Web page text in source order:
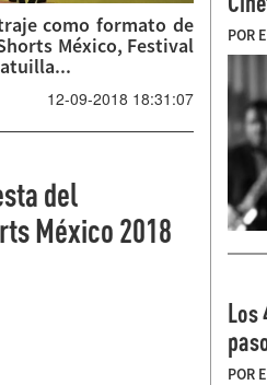
como formato de
México, Festival
12-09-2018 18:31:07
del
México 2018
POR
Los
POR